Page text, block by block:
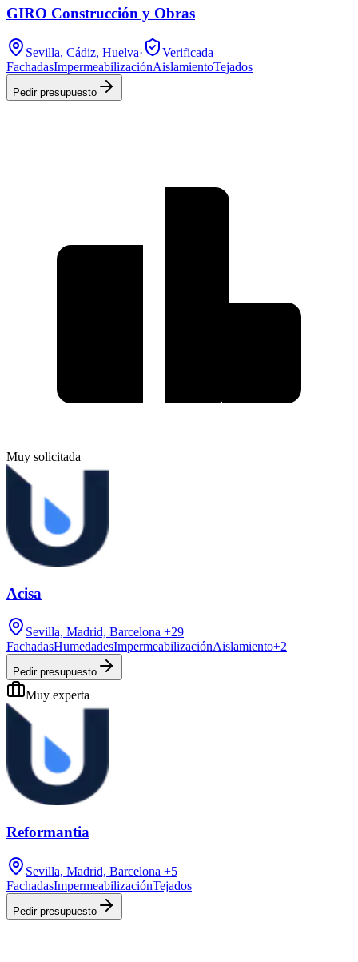
GIRO Construcción y Obras
Sevilla, Cádiz, Huelva·
Verificada
FachadasImpermeabilizaciónAislamientoTejados
Pedir presupuesto
Muy solicitada
Acisa
Sevilla, Madrid, Barcelona +29
FachadasHumedadesImpermeabilizaciónAislamiento+2
Pedir presupuesto
Muy experta
Reformantia
Sevilla, Madrid, Barcelona +5
FachadasImpermeabilizaciónTejados
Pedir presupuesto